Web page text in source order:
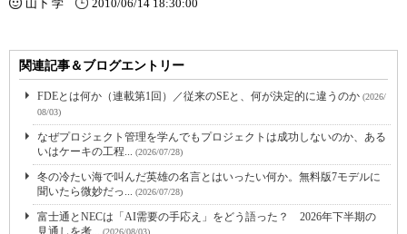
山下 学 2010/06/14 18:30:00
関連記事＆ブログエントリー
FDEとは何か（連載第1回）／従来のSEと、何が決定的に違うのか (2026/
08/03)
なぜプロジェクト管理を学んでもプロジェクトは成功しないのか、ある
いはケーキの工程... (2026/07/28)
冬の冷たい海で叫んだ英雄の名言とはいったい何か。無料版7モデルに
聞いたら微妙だっ... (2026/07/28)
富士通とNECは「AI需要の手応え」をどう語った？ 2026年下半期の
見通しを考... (2026/08/03)